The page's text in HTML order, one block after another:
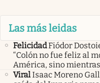
Las más leidas
FelicidadFiódor
“Colón no fue feliz al
América, sino
ViralIsaac Moreno